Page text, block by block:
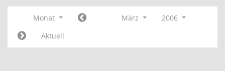
Monat März
2006
Aktuell